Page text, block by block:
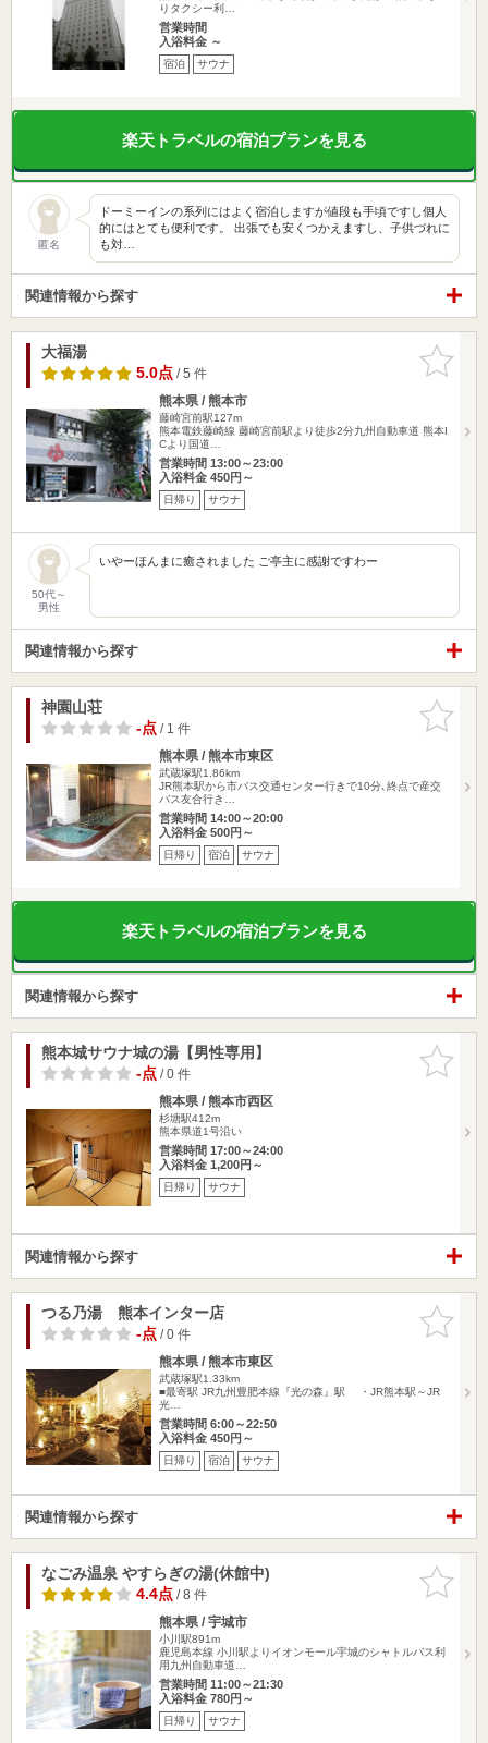
りタクシー利…
営業時間
入浴料金 ～
宿泊 サウナ
楽天トラベルの宿泊プランを見る
匿名
ドーミーインの系列にはよく宿泊しますが値段も手頃ですし個人
的にはとても便利です。 出張でも安くつかえますし、子供づれに
も対…
関連情報から探す
お気に入
りに追加
大福湯
5.0点/ 5 件
熊本県 / 熊本市
藤崎宮前駅127m
熊本電鉄藤崎線 藤崎宮前駅より徒歩2分九州自動車道 熊本I
Cより国道…
営業時間 13:00～23:00
入浴料金 450円～
日帰り サウナ
50代～
男性
いやーほんまに癒されました ご亭主に感謝ですわー
関連情報から探す
お気に入
りに追加
神園山荘
-点/ 1 件
熊本県 / 熊本市東区
武蔵塚駅1.86km
JR熊本駅から市バス交通センター行きで10分､終点で産交
バス友合行き…
営業時間 14:00～20:00
入浴料金 500円～
日帰り 宿泊 サウナ
楽天トラベルの宿泊プランを見る
関連情報から探す
お気に入
りに追加
熊本城サウナ城の湯【男性専用】
-点/ 0 件
熊本県 / 熊本市西区
杉塘駅412m
熊本県道1号沿い
営業時間 17:00～24:00
入浴料金 1,200円～
日帰り サウナ
関連情報から探す
お気に入
りに追加
つる乃湯 熊本インター店
-点/ 0 件
熊本県 / 熊本市東区
武蔵塚駅1.33km
■最寄駅 JR九州豊肥本線『光の森』駅 ・JR熊本駅～JR
光…
営業時間 6:00～22:50
入浴料金 450円～
日帰り 宿泊 サウナ
関連情報から探す
お気に入
りに追加
なごみ温泉 やすらぎの湯(休館中)
4.4点/ 8 件
熊本県 / 宇城市
小川駅891m
鹿児島本線 小川駅よりイオンモール宇城のシャトルバス利
用九州自動車道…
営業時間 11:00～21:30
入浴料金 780円～
日帰り サウナ